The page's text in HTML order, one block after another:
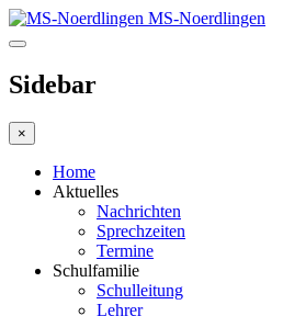
MS-Noerdlingen
Sidebar
×
Home
Aktuelles
Nachrichten
Sprechzeiten
Termine
Schulfamilie
Schulleitung
Lehrer